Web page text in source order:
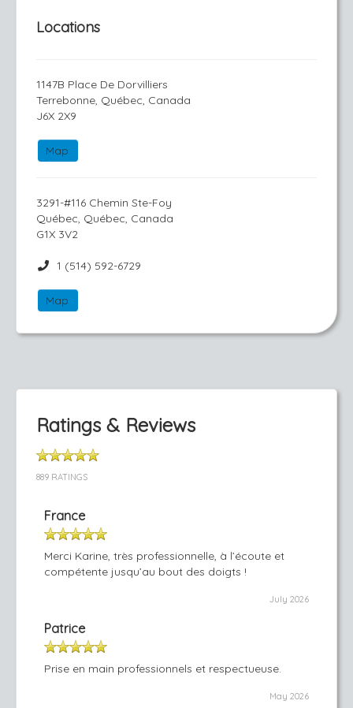
Locations
1147B Place De Dorvilliers
Terrebonne, Québec, Canada
J6X 2X9
Map
3291-#116 Chemin Ste-Foy
Québec, Québec, Canada
G1X 3V2
1 (514) 592-6729
Map
Ratings & Reviews
889 RATINGS
France
Merci Karine, très professionnelle, à l’écoute et
compétente jusqu’au bout des doigts !
July 2026
Patrice
Prise en main professionnels et respectueuse.
May 2026